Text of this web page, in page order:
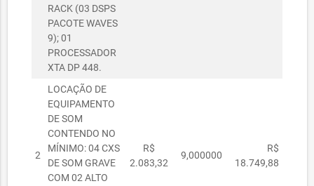
RACK (03 DSPS
PACOTE WAVES
9); 01
PROCESSADOR
XTA DP 448.
2
LOCAÇÃO DE
EQUIPAMENTO
DE SOM
CONTENDO NO
MÍNIMO: 04 CXS
DE SOM GRAVE
COM 02 ALTO
R$
2.083,32
9,000000
R$
18.749,88